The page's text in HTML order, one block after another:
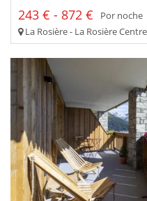
243 € - 872 €
Por noche
La Rosière - La Rosière